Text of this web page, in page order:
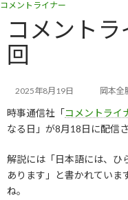
コ
ン
ッ
プ
ナ
ー
移
動
コメントライナー
コメントラ
回
2025年8月19日 岡本全
時事通信社「コメントライ
なる日」が8月18日に配信
解説には「日本語には、ひ
あります」と書かれていま
ね。